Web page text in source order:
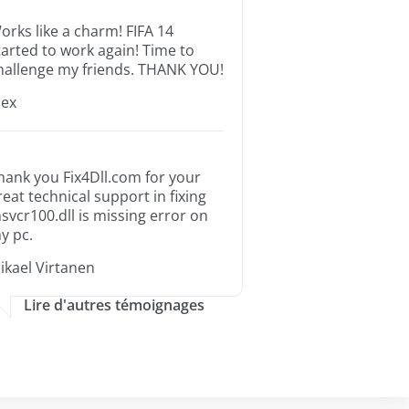
like a charm! FIFA 14
to work again! Time to
my friends. THANK YOU!
you Fix4Dll.com for your
technical support in fixing
is missing error on
pc.
Virtanen
Lire d'autres témoignages